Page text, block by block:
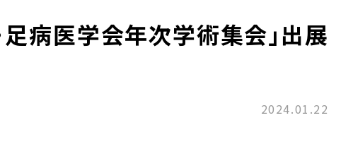
足病医学会年次学術集会」出展
2024.01.22